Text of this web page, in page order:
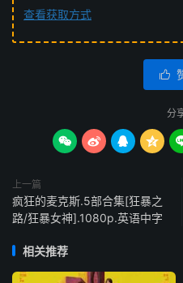
查看获取方式

分
   
上一篇
疯狂的麦克斯.5部合集[狂暴之
路/狂暴女神].1080p.英语中字
相关推荐